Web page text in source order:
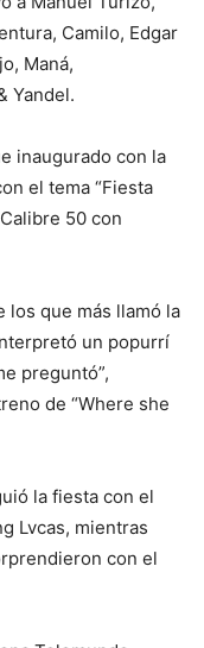
Camilo, Edgar
Maná,
Yandel.
inaugurado con la
el tema “Fiesta
50 con
los que más llamó la
un popurrí
preguntó”,
de “Where she
la fiesta con el
Lvcas, mientras
con el